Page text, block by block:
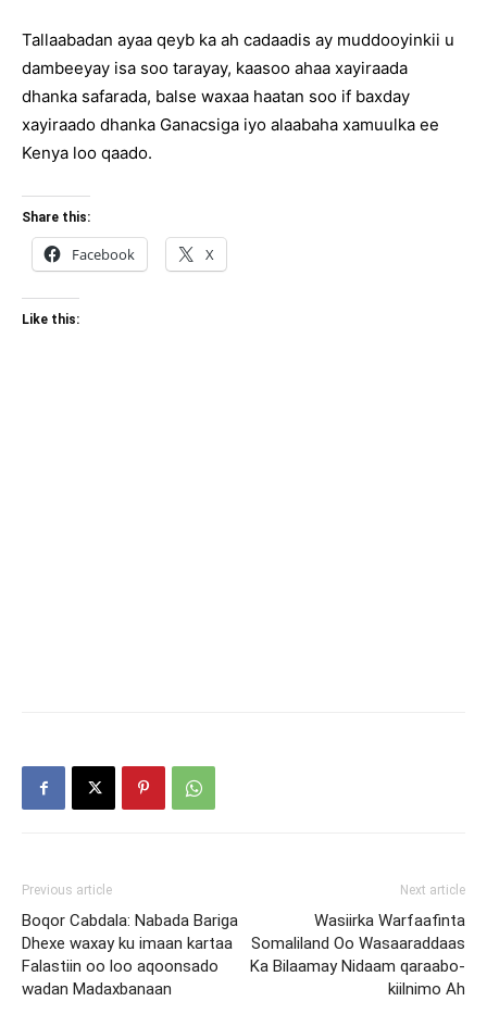
Tallaabadan ayaa qeyb ka ah cadaadis ay muddooyinkii u
dambeeyay isa soo tarayay, kaasoo ahaa xayiraada
dhanka safarada, balse waxaa haatan soo if baxday
xayiraado dhanka Ganacsiga iyo alaabaha xamuulka ee
Kenya loo qaado.
Share this:
Facebook X
Like this:
Previous article
Boqor Cabdala: Nabada Bariga
Dhexe waxay ku imaan kartaa
Falastiin oo loo aqoonsado
wadan Madaxbanaan
Next article
Wasiirka Warfaafinta
Somaliland Oo Wasaaraddaas
Ka Bilaamay Nidaam qaraabo-
kiilnimo Ah